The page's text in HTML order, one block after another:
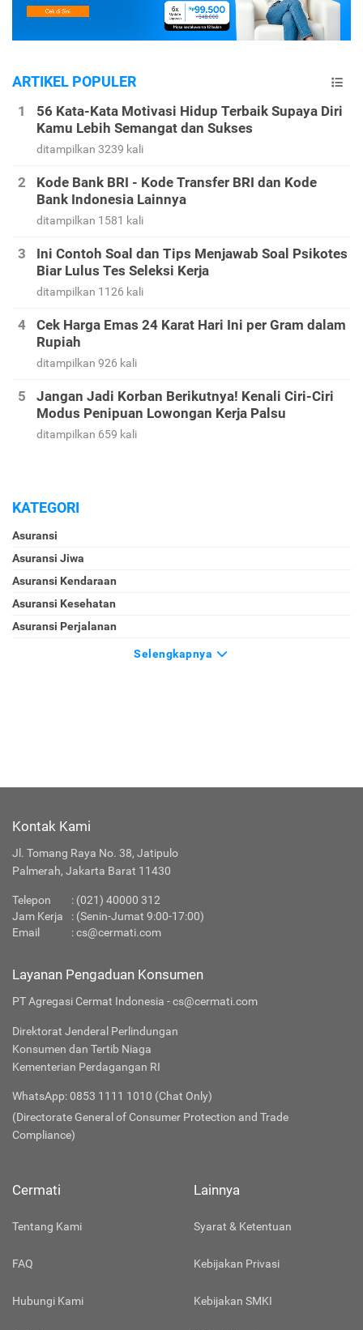
ARTIKEL POPULER
56 Kata-Kata Motivasi Hidup Terbaik Supaya Diri
Kamu Lebih Semangat dan Sukses
ditampilkan 3239 kali
Kode Bank BRI - Kode Transfer BRI dan Kode
Bank Indonesia Lainnya
ditampilkan 1581 kali
Ini Contoh Soal dan Tips Menjawab Soal Psikotes
Biar Lulus Tes Seleksi Kerja
ditampilkan 1126 kali
Cek Harga Emas 24 Karat Hari Ini per Gram dalam
Rupiah
ditampilkan 926 kali
Jangan Jadi Korban Berikutnya! Kenali Ciri-Ciri
Modus Penipuan Lowongan Kerja Palsu
ditampilkan 659 kali
KATEGORI
Asuransi
Asuransi Jiwa
Asuransi Kendaraan
Asuransi Kesehatan
Asuransi Perjalanan
Selengkapnya
Kontak Kami
Jl. Tomang Raya No. 38, Jatipulo
Palmerah, Jakarta Barat 11430
Telepon : (021) 40000 312
Jam Kerja
: (Senin-Jumat 9:00-17:00)
Email
:cs@cermati.com
Layanan Pengaduan Konsumen
PT Agregasi Cermat Indonesia - cs@cermati.com
Direktorat Jenderal Perlindungan
Konsumen dan Tertib Niaga
Kementerian Perdagangan RI
WhatsApp: 0853 1111 1010 (Chat Only)
(Directorate General of Consumer Protection and Trade
Compliance)
Cermati
Tentang Kami
FAQ
Hubungi Kami
Lainnya
Syarat & Ketentuan
Kebijakan Privasi
Kebijakan SMKI